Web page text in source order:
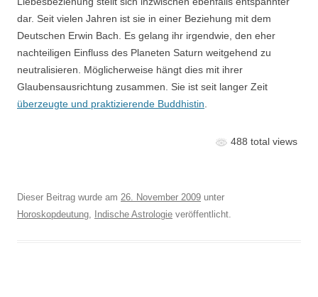
dar. Seit vielen Jahren ist sie in einer Beziehung mit dem
Deutschen Erwin Bach. Es gelang ihr irgendwie, den eher
nachteiligen Einfluss des Planeten Saturn weitgehend zu
neutralisieren. Möglicherweise hängt dies mit ihrer
Glaubensausrichtung zusammen. Sie ist seit langer Zeit
überzeugte und praktizierende Buddhistin.
488 total views
Dieser Beitrag wurde am 26. November 2009 unter
Horoskopdeutung Indische Astrologie veröffentlicht.